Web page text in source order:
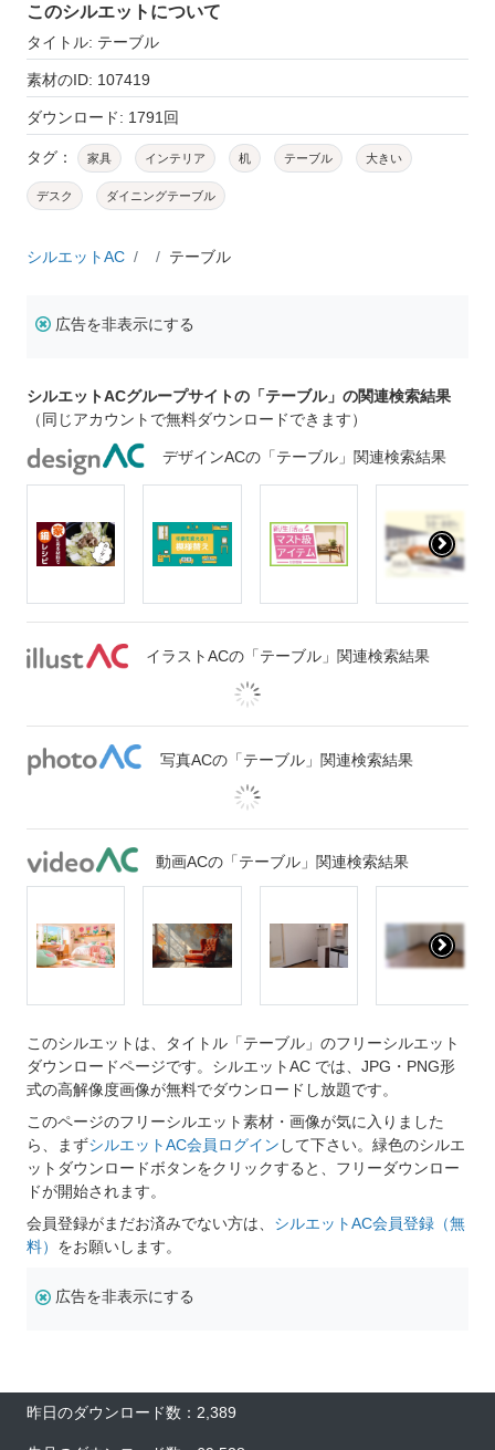
このシルエットについて
タイトル: テーブル
素材のID: 107419
ダウンロード: 1791回
タグ： 家具 インテリア 机 テーブル 大きい
デスク ダイニングテーブル
シルエットAC テーブル
広告を非表示にする
シルエットACグループサイトの「テーブル」の関連検索結果
（同じアカウントで無料ダウンロードできます）
デザインACの「テーブル」関連検索結果
イラストACの「テーブル」関連検索結果
写真ACの「テーブル」関連検索結果
動画ACの「テーブル」関連検索結果
このシルエットは、タイトル「テーブル」のフリーシルエット
ダウンロードページです。シルエットAC では、JPG・PNG形
式の高解像度画像が無料でダウンロードし放題です。
このページのフリーシルエット素材・画像が気に入りました
ら、まずシルエットAC会員ログイン して下さい。緑色のシルエ
ットダウンロードボタンをクリックすると、フリーダウンロー
ドが開始されます。
会員登録がまだお済みでない方は、 シルエットAC会員登録（無
料） をお願いします。
広告を非表示にする
昨日のダウンロード数：2,389